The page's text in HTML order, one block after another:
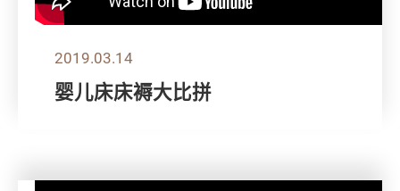
2019.03.14
婴儿床床褥大比拼